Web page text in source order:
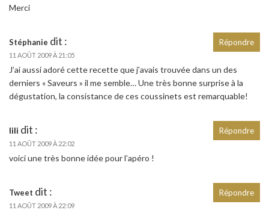
Merci
Stéphanie dit :
11 AOÛT 2009 À 21:05
J’ai aussi adoré cette recette que j’avais trouvée dans un des
derniers « Saveurs » il me semble… Une très bonne surprise à la
dégustation, la consistance de ces coussinets est remarquable!
Répondre
lili dit :
11 AOÛT 2009 À 22:02
voici une très bonne idée pour l’apéro !
Répondre
Tweet dit :
11 AOÛT 2009 À 22:09
Répondre